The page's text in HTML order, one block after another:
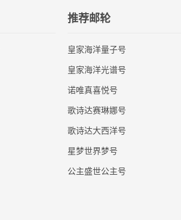
推荐邮轮
皇家海洋量子号
皇家海洋光谱号
诺唯真喜悦号
歌诗达赛琳娜号
歌诗达大西洋号
星梦世界梦号
公主盛世公主号